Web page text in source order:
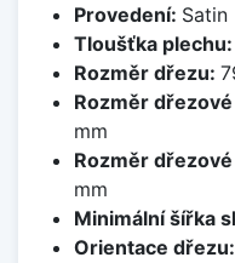
Provedení: Satin
Tloušťka plechu:
Rozměr dřezu:
Rozměr
mm
Rozměr
mm
Minimální šířka
Orientace dřezu: